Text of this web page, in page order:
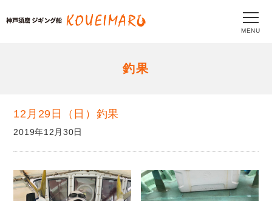
MENU
釣果
12月29日（日）釣果
2019年12月30日